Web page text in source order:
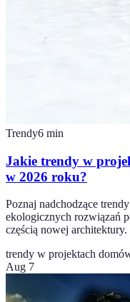
Trendy6 min
Jakie trendy w
w 2026 roku?
Poznaj nadchodzące
ekologicznych rozwiązań
częścią nowej architektury.
trendy w projektach
Aug 7